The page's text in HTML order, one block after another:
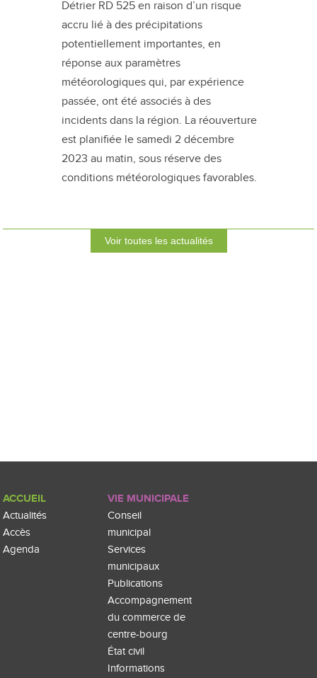
Détrier RD 525 en raison d’un risque
accru lié à des précipitations
potentiellement importantes, en
réponse aux paramètres
météorologiques qui, par expérience
passée, ont été associés à des
incidents dans la région. La réouverture
est planifiée le samedi 2 décembre
2023 au matin, sous réserve des
conditions météorologiques favorables.
Voir toutes les actualités
ACCUEIL
Actualités
Accès
Agenda
VIE MUNICIPALE
Conseil
municipal
Services
municipaux
Publications
Accompagnement
du commerce de
centre-bourg
État civil
Informations